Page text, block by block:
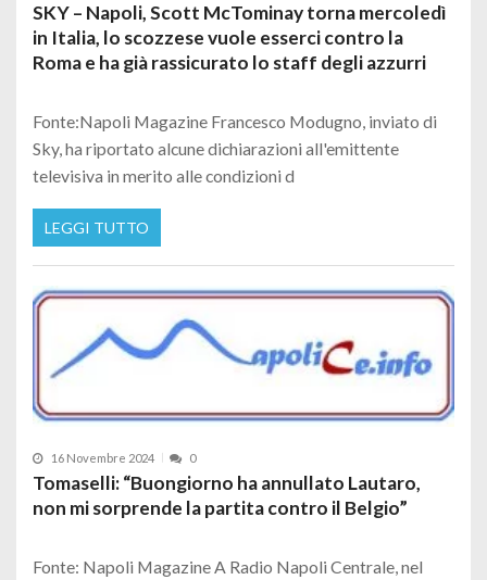
SKY – Napoli, Scott McTominay torna mercoledì
in Italia, lo scozzese vuole esserci contro la
Roma e ha già rassicurato lo staff degli azzurri
Fonte:Napoli Magazine Francesco Modugno, inviato di
Sky, ha riportato alcune dichiarazioni all'emittente
televisiva in merito alle condizioni d
LEGGI TUTTO
16 Novembre 2024 0
Tomaselli: “Buongiorno ha annullato Lautaro,
non mi sorprende la partita contro il Belgio”
Fonte: Napoli Magazine A Radio Napoli Centrale, nel